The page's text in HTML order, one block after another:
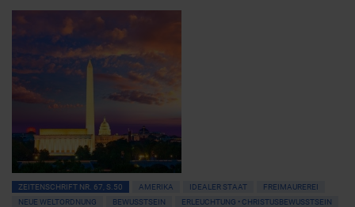
ZEITENSCHRIFT NR. 67, S.50 AMERIKA IDEALER STAAT
FREIMAUREREI
NEUE WELTORDNUNG
BEWUSSTSEIN
ERLEUCHTUNG • CHRISTUSBEWUSSTSEIN